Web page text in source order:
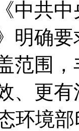
中共
明确
范围
、更
环境